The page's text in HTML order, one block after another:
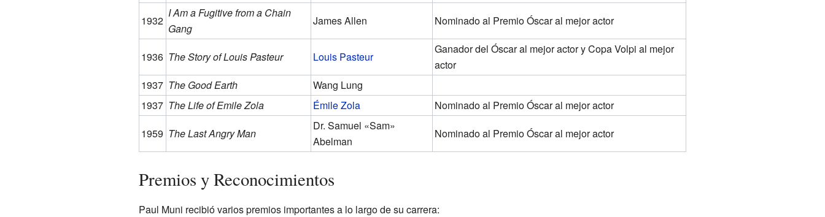
1932
I Am a Fugitive from a Chain
Gang
James Allen Nominado al Premio Óscar al mejor actor
1936 The Story of Louis Pasteur Louis Pasteur
Ganador del Óscar al mejor actor y Copa Volpi al mejor
actor
1937 The Good Earth
Wang Lung
1937 The Life of Emile Zola Émile Zola
Nominado al Premio Óscar al mejor actor
1959 The Last Angry Man
Dr. Samuel «Sam»
Abelman
Nominado al Premio Óscar al mejor actor
Premios y Reconocimientos
Paul Muni recibió varios premios importantes a lo largo de su carrera: